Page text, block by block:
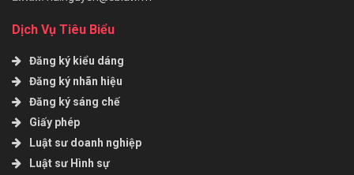
Dịch Vụ Tiêu Biểu
Đăng ký kiểu dáng
Đăng ký nhãn hiệu
Đăng ký sáng chế
Giấy phép
Luật sư doanh nghiệp
Luật sư Hình sự